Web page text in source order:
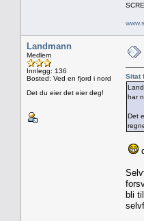
Landmann
Medlem
Innlegg: 136
Bosted: Ved en fjord i nord
Det du eier det eier deg!
Sitat
har
Det
bli